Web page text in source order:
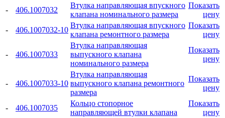
- 406.1007032
Втулка направляющая впускного
клапана номинального размера
Показать
цену
-
406.1007032-10
Втулка направляющая впускного
клапана ремонтного размера
Показать
цену
- 406.1007033
Втулка направляющая
выпускного клапана
номинального размера
Показать
цену
- 406.1007033-10
Втулка направляющая
выпускного клапана ремонтного
размера
Показать
цену
- 406.1007035
Кольцо стопорное
направляющей втулки клапана
Показать
цену